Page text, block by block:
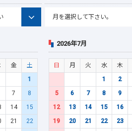
金
土
1
7
8
14
15
21
22
2026年7月
日 月 火 水 木
1
2
5
6 7 8 9
12
13 14 15 16
19
20 21 22 23